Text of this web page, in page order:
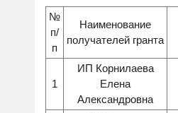
№
п/
п
Наименование
получателей гранта
1
ИП Корнилаева
Елена
Александровна